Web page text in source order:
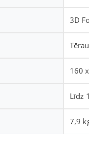
3D
160
Līdz
7,9